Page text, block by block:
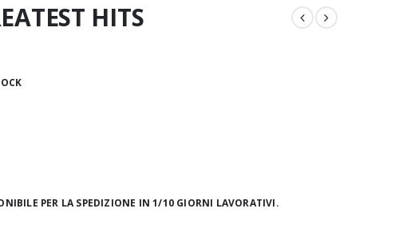
HITS
PER LA SPEDIZIONE IN 1/10 GIORNI LAVORATIVI.